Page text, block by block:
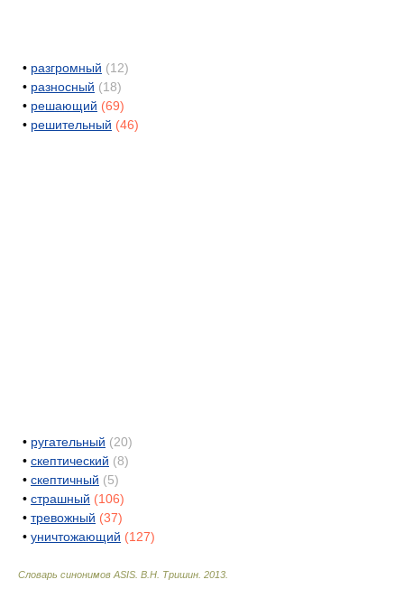
• разгромный (12)
• разносный (18)
• решающий (69)
• решительный (46)
• ругательный (20)
• скептический (8)
• скептичный (5)
• страшный (106)
• тревожный (37)
• уничтожающий (127)
Словарь синонимов ASIS. В.Н. Тришин 2013